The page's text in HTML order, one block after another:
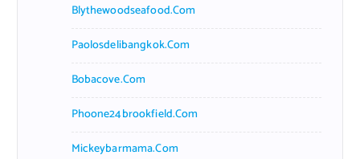
Blythewoodseafood.com
Paolosdelibangkok.com
Bobacove.com
Phoone24brookfield.com
Mickeybarmama.com